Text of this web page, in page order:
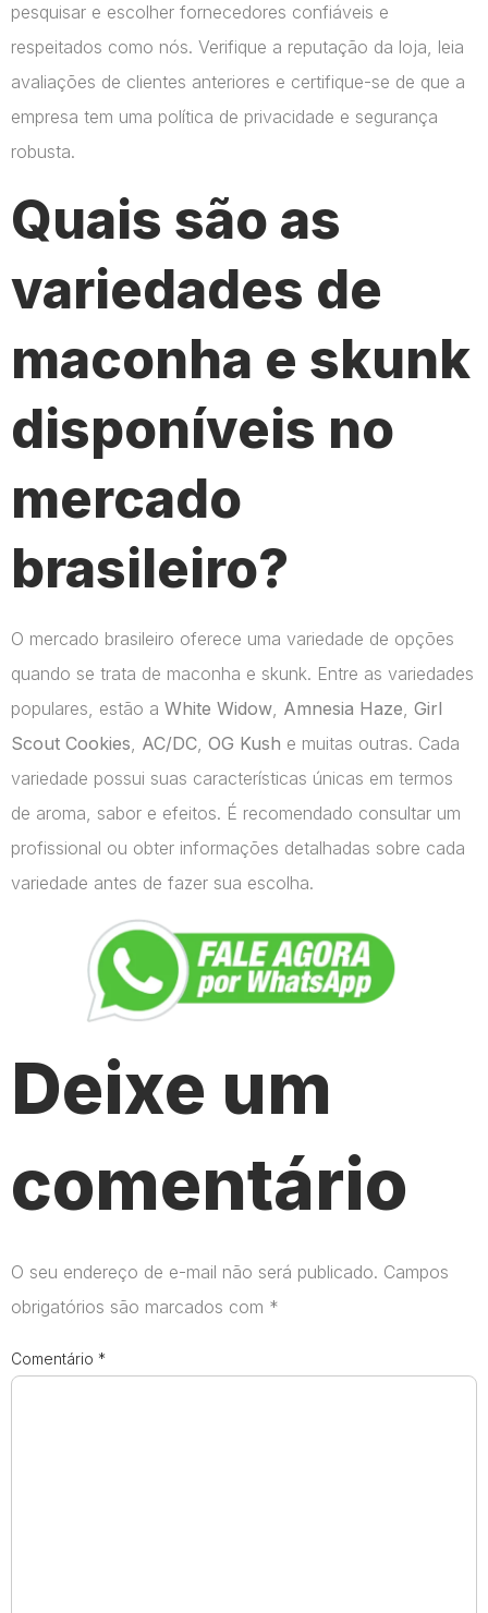
pesquisar e escolher fornecedores confiáveis e
respeitados como nós. Verifique a reputação da loja, leia
avaliações de clientes anteriores e certifique-se de que a
empresa tem uma política de privacidade e segurança
robusta.
Quais são as
variedades de
maconha e skunk
disponíveis no
mercado
brasileiro?
O mercado brasileiro oferece uma variedade de opções
quando se trata de maconha e skunk. Entre as variedades
populares, estão a White Widow Amnesia Haze Girl
Scout Cookies AC/DC OG Kush e muitas outras. Cada
variedade possui suas características únicas em termos
de aroma, sabor e efeitos. É recomendado consultar um
profissional ou obter informações detalhadas sobre cada
variedade antes de fazer sua escolha.
Deixe um
comentário
O seu endereço de e-mail não será publicado. Campos
obrigatórios são marcados com *
Comentário *